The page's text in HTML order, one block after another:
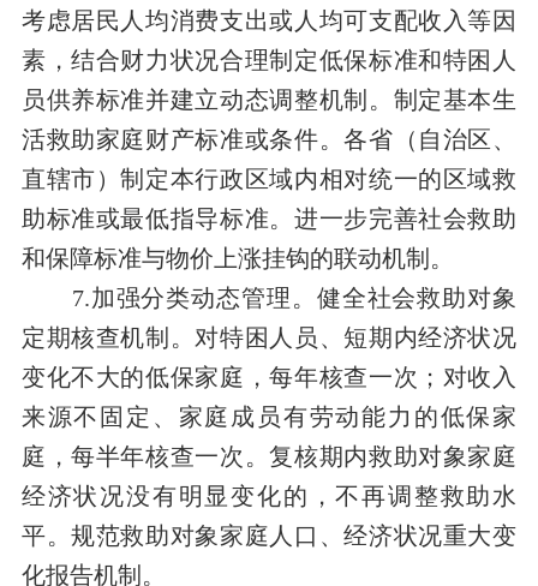
考虑居民人均消费支出或人均可支配收入等因
素，结合财力状况合理制定低保标准和特困人
员供养标准并建立动态调整机制。制定基本生
活救助家庭财产标准或条件。各省（自治区、
直辖市）制定本行政区域内相对统一的区域救
助标准或最低指导标准。进一步完善社会救助
和保障标准与物价上涨挂钩的联动机制。
7.加强分类动态管理。健全社会救助对象
定期核查机制。对特困人员、短期内经济状况
变化不大的低保家庭，每年核查一次；对收入
来源不固定、家庭成员有劳动能力的低保家
庭，每半年核查一次。复核期内救助对象家庭
经济状况没有明显变化的，不再调整救助水
平。规范救助对象家庭人口、经济状况重大变
化报告机制。